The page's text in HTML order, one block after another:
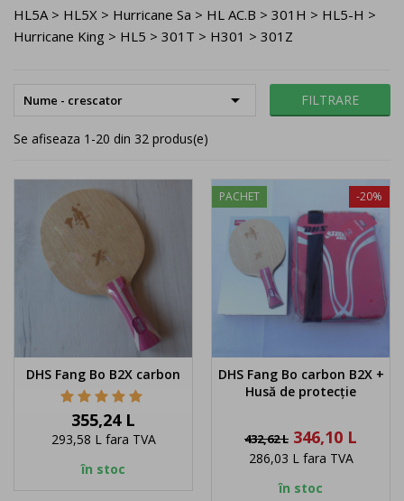
HL5A > HL5X > Hurricane Sa > HL AC.B > 301H > HL5-H >
Hurricane King > HL5 > 301T > H301 > 301Z
Nume - crescator  FILTRARE
Se afiseaza 1-20 din 32 produs(e)
DHS Fang Bo B2X carbon
Pret
355,24 L
293,58 L fara TVA
în stoc
PACHET
DHS Fang Bo carbon B2X +
Husă de protecție
Pret
de
baza
432,62 L
-20%
Pret
346,10 L
286,03 L fara TVA
în stoc